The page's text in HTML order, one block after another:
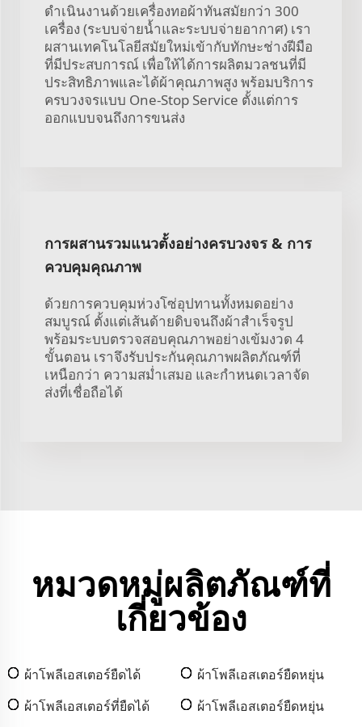
ดำเนินงานด้วยเครื่องทอผ้าทันสมัยกว่า 300
เครื่อง (ระบบจ่ายน้ำและระบบจ่ายอากาศ) เรา
ผสานเทคโนโลยีสมัยใหม่เข้ากับทักษะช่างฝีมือ
ที่มีประสบการณ์ เพื่อให้ได้การผลิตมวลชนที่มี
ประสิทธิภาพและได้ผ้าคุณภาพสูง พร้อมบริการ
ครบวงจรแบบ One-Stop Service ตั้งแต่การ
ออกแบบจนถึงการขนส่ง
การผสานรวมแนวตั้งอย่างครบวงจร & การ
ควบคุมคุณภาพ
ด้วยการควบคุมห่วงโซ่อุปทานทั้งหมดอย่าง
สมบูรณ์ ตั้งแต่เส้นด้ายดิบจนถึงผ้าสำเร็จรูป
พร้อมระบบตรวจสอบคุณภาพอย่างเข้มงวด 4
ขั้นตอน เราจึงรับประกันคุณภาพผลิตภัณฑ์ที่
เหนือกว่า ความสม่ำเสมอ และกำหนดเวลาจัด
ส่งที่เชื่อถือได้
หมวดหมู่ผลิตภัณฑ์ที่
เกี่ยวข้อง
ผ้าโพลีเอสเตอร์ยืดได้
ผ้าโพลีเอสเตอร์ยืดหยุ่น
ผ้าโพลีเอสเตอร์ที่ยืดได้
ผ้าโพลีเอสเตอร์ยืดหยุ่น